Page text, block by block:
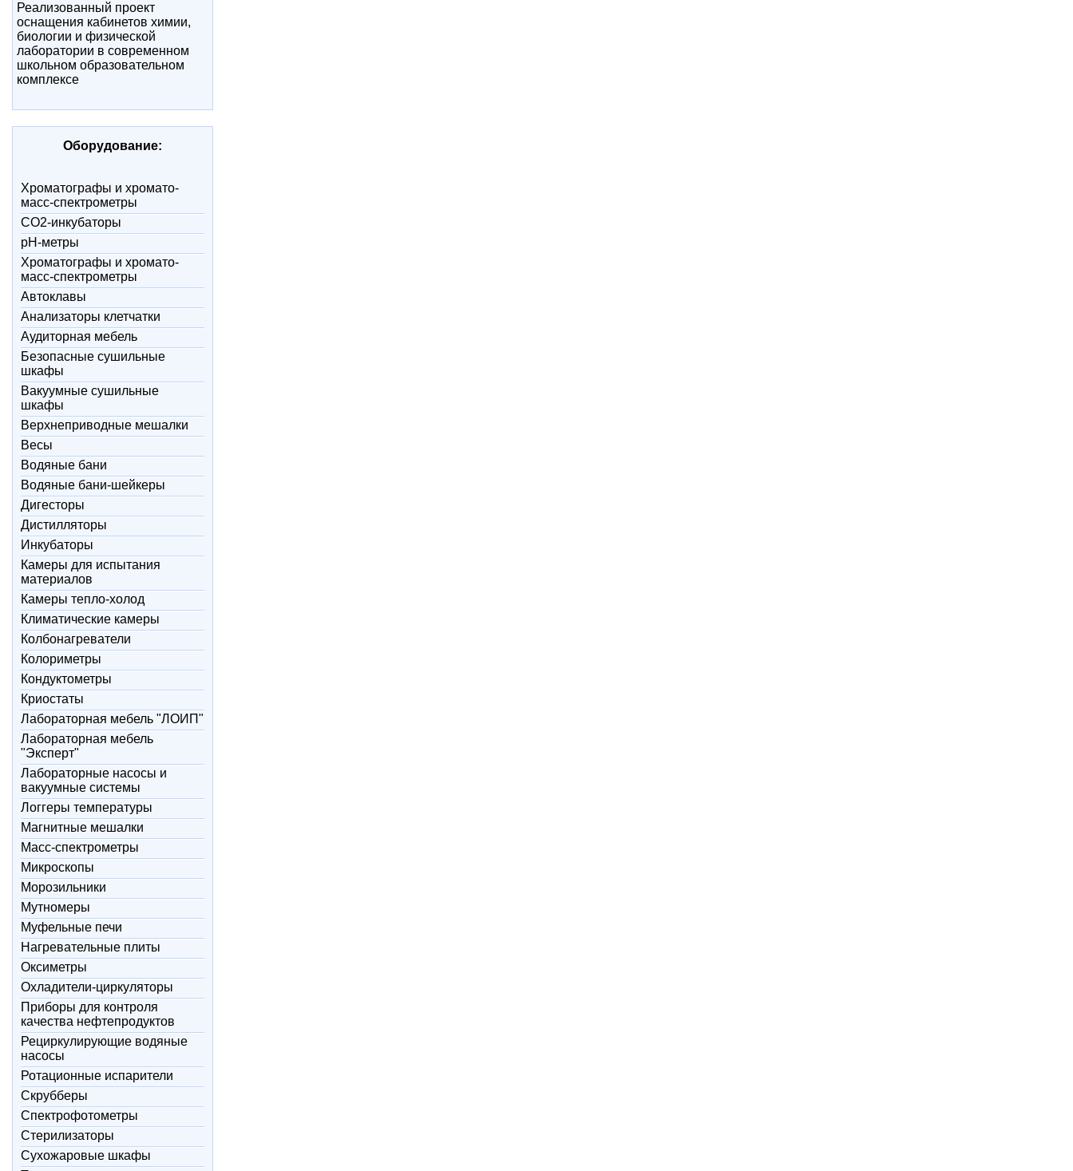
Реализованный проект
оснащения кабинетов химии,
биологии и физической
лаборатории в современном
школьном образовательном
комплексе
Оборудование:
Xроматографы и хромато-
масс-спектрометры
CO2-инкубаторы
pH-метры
Xроматографы и хромато-
масс-спектрометры
Автоклавы
Анализаторы клетчатки
Аудиторная мебель
Безопасные сушильные
шкафы
Вакуумные сушильные
шкафы
Верхнеприводные мешалки
Весы
Водяные бани
Водяные бани-шейкеры
Дигесторы
Дистилляторы
Инкубаторы
Камеры для испытания
материалов
Камеры тепло-холод
Климатические камеры
Колбонагреватели
Колориметры
Кондуктометры
Криостаты
Лабораторная мебель "ЛОИП"
Лабораторная мебель
"Эксперт"
Лабораторные насосы и
вакуумные системы
Логгеры температуры
Магнитные мешалки
Масс-спектрометры
Микроскопы
Морозильники
Мутномеры
Муфельные печи
Нагревательные плиты
Оксиметры
Охладители-циркуляторы
Приборы для контроля
качества нефтепродуктов
Рециркулирующие водяные
насосы
Ротационные испарители
Скрубберы
Спектрофотометры
Стерилизаторы
Сухожаровые шкафы